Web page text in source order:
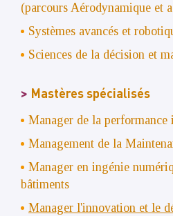
(parcours Aérodynamique et
Systèmes avancés et
Sciences de la décision et
Mastères spécialisés
Manager de la performance
Management de la
Manager en ingénie
bâtiments
Manager l'innovation et le